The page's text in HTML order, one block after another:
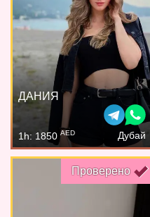
ДАНИЯ
1h: 1850 AED Дубай
Проверено